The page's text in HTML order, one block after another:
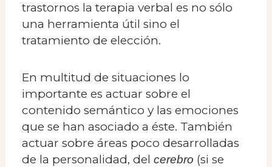
trastornos la terapia verbal es no sólo
una herramienta útil sino el
tratamiento de elección.
En multitud de situaciones lo
importante es actuar sobre el
contenido semántico y las emociones
que se han asociado a éste. También
actuar sobre áreas poco desarrolladas
de la personalidad, delcerebro (si se